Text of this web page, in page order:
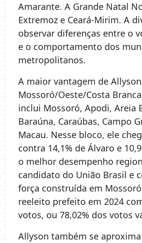
Amarante. A Grande Natal
Extremoz e Ceará-Mirim. A
observar diferenças entre o
e o comportamento dos
metropolitanos.
A maior vantagem de
Mossoró/Oeste/Costa
inclui Mossoró, Apodi, Areia
Baraúna, Caraúbas, Campo
Macau. Nesse bloco, ele
contra 14,1% de Álvaro e
o melhor desempenho
candidato do União Brasil e
força construída em
reeleito prefeito em 2024
votos, ou 78,02% dos votos
Allyson também se